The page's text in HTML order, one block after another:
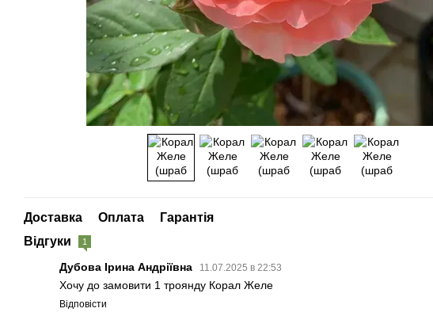
Доставка Оплата
Гарантія
Відгуки
1
Дубова Ірина Андріївна 11.07.2025 в 22:53
Хочу до замовити 1 троянду Корал Желе
Відповісти